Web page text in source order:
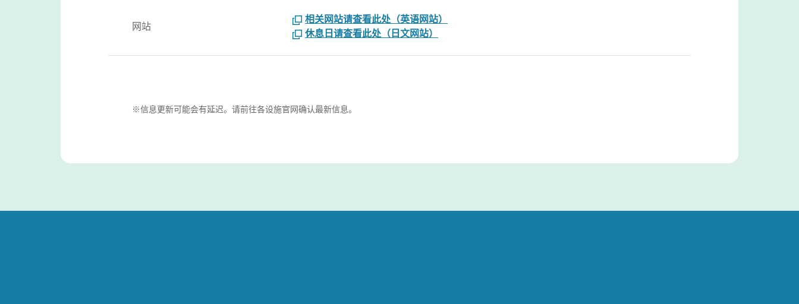
网站
相关网站请查看此处（英语网站）
休息日请查看此处（日文网站）
※信息更新可能会有延迟。请前往各设施官网确认最新信息。